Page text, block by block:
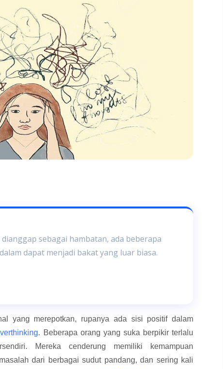
sebagai hambatan, ada beberapa
dapat menjadi bakat yang luar biasa.
yang merepotkan, rupanya ada sisi positif dalam
. Beberapa orang yang suka berpikir terlalu
Mereka cenderung memiliki kemampuan
dari berbagai sudut pandang, dan sering kali